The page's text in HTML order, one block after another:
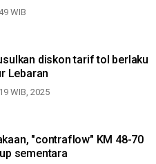
WIB
diskon tarif tol berlaku
Lebaran
WIB, 2025
"contraflow" KM 48-70
sementara